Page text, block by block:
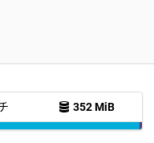
352 MiB